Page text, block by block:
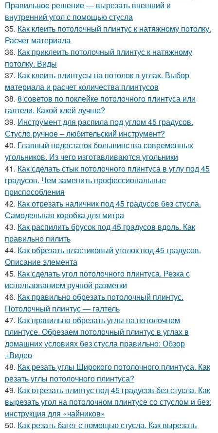
Правильное решение — вырезать внешний и
внутренний угол с помощью стусла
35. Как клеить потолочный плинтус к натяжному потолку.
Расчет материала
36. Как приклеить потолочный плинтус к натяжному
потолку. Виды
37. Как клеить плинтусы на потолок в углах. Выбор
материала и расчет количества плинтусов
38. 8 советов по поклейке потолочного плинтуса или
галтели. Какой клей лучше?
39. Инструмент для распила под углом 45 градусов.
Стусло ручное – любительский инструмент?
40. Главный недостаток большинства современных
угольников. Из чего изготавливаются угольники
41. Как сделать стык потолочного плинтуса в углу под 45
градусов. Чем заменить профессиональные
приспособления
42. Как отрезать наличник под 45 градусов без стусла.
Самодельная коробка для митра
43. Как распилить брусок под 45 градусов вдоль. Как
правильно пилить
44. Как обрезать пластиковый уголок под 45 градусов.
Описание элемента
45. Как сделать угол потолочного плинтуса. Резка с
использованием ручной разметки
46. Как правильно обрезать потолочный плинтус.
Потолочный плинтус — галтель
47. Как правильно обрезать углы на потолочном
плинтусе. Обрезаем потолочный плинтус в углах в
домашних условиях без стусла правильно: Обзор
+Видео
48. Как резать углы Широкого потолочного плинтуса. Как
резать углы потолочного плинтуса?
49. Как отрезать плинтус под 45 градусов без стусла. Как
вырезать угол на потолочном плинтусе со стуслом и без:
инструкция для «чайников»
50. Как резать багет с помощью стусла. Как вырезать